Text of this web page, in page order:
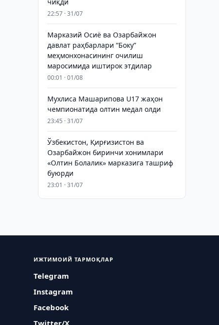
22:57 · 31/07
Марказий Осиё ва Озарбайжон
давлат раҳбарлари “Боку”
меҳмонхонасининг очилиш
маросимида иштирок этдилар
00:01 · 01/08
Мухлиса Машарипова U17 жаҳон
чемпионатида олтин медал олди
23:45 · 31/07
Ўзбекистон, Қирғизистон ва
Озарбайжон биринчи хонимлари
«Олтин Болалик» марказига ташриф
буюрди
23:01 · 31/07
ИЖТИМОИЙ ТАРМОҚЛАР
Telegram
Instagram
Facebook
Twitter/X